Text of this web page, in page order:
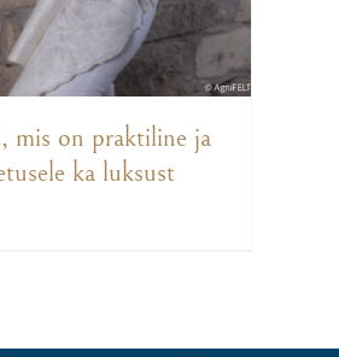
mis on praktiline ja
ka luksust